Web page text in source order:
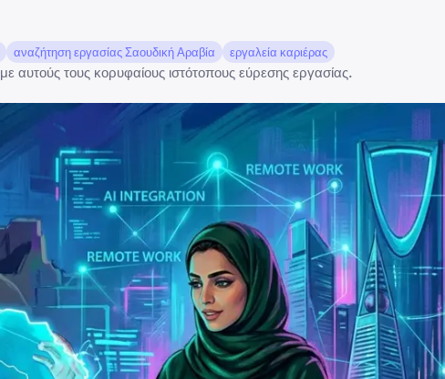
αναζήτηση εργασίας Σαουδική Αραβία εργαλεία καριέρας
αυτούς τους κορυφαίους ιστότοπους εύρεσης εργασίας.